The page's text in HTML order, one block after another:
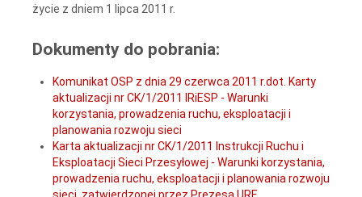
życie z dniem 1 lipca 2011 r.
Dokumenty do pobrania:
Komunikat OSP z dnia 29 czerwca 2011 r.dot. Karty
aktualizacji nr CK/1/2011 IRiESP - Warunki
korzystania, prowadzenia ruchu, eksploatacji i
planowania rozwoju sieci
Karta aktualizacji nr CK/1/2011 Instrukcji Ruchu i
Eksploatacji Sieci Przesyłowej - Warunki korzystania,
prowadzenia ruchu, eksploatacji i planowania rozwoju
sieci, zatwierdzonej przez Prezesa URE